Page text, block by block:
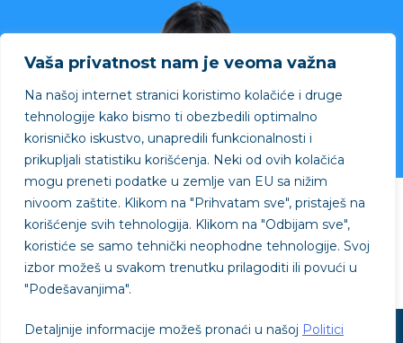
Vaša privatnost nam je veoma važna
Na našoj internet stranici koristimo kolačiće i druge
tehnologije kako bismo ti obezbedili optimalno
korisničko iskustvo, unapredili funkcionalnosti i
prikupljali statistiku korišćenja. Neki od ovih kolačića
mogu preneti podatke u zemlje van EU sa nižim
nivoom zaštite. Klikom na "Prihvatam sve", pristaješ na
korišćenje svih tehnologija. Klikom na "Odbijam sve",
koristiće se samo tehnički neophodne tehnologije. Svoj
izbor možeš u svakom trenutku prilagoditi ili povući u
"Podešavanjima".
Detaljnije informacije možeš pronaći u našoj Politici
Projekat podržao